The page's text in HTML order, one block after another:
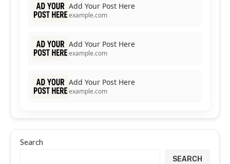
Add Your Post Here
example.com
Add Your Post Here
example.com
Add Your Post Here
example.com
Search
SEARCH